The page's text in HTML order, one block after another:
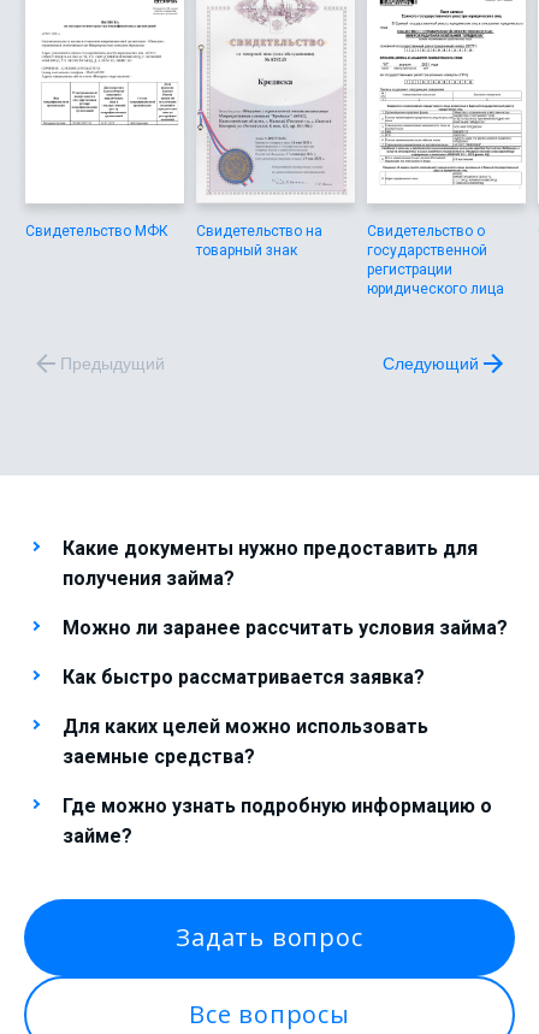
Свидетельство МФК
Свидетельство на
товарный знак
Свидетельство о
государственной
регистрации
юридического лица
Предыдущий Следующий
Какие документы нужно предоставить для
получения займа?
Можно ли заранее рассчитать условия займа?
Как быстро рассматривается заявка?
Для каких целей можно использовать
заемные средства?
Где можно узнать подробную информацию о
займе?
Задать вопрос
Все вопросы